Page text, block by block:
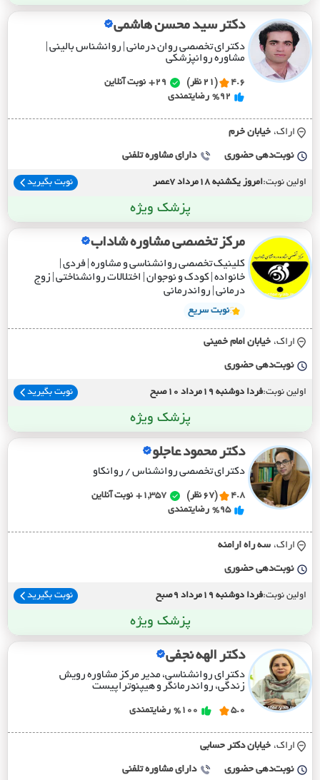
دکتر سید محسن هاشمی
دکترای تخصصی روان درمانی | روانشناس بالینی |
مشاوره روانپزشکی
4.6 (21 نظر) 29+
نوبت آنلاین
%92 رضایتمندی
اراک، خيابان خرم
نوبت‌دهی حضوری دارای مشاوره تلفنی
اولین نوبت:امروز یکشنبه 18مرداد 7عصر نوبت بگیرید
پزشک ویژه
مرکز تخصصی مشاوره شاداب
کلینیک تخصصی روانشناسی و مشاوره | فردی |
خانواده | کودک و نوجوان | اختلالات روانشناختی | زوج
درمانی | رواندرمانی
نوبت سریع
اراک، خيابان امام خميني
نوبت‌دهی حضوری
اولین نوبت:فردا دوشنبه 19مرداد 10صبح نوبت بگیرید
پزشک ویژه
دکتر محمود عاجلو
دکترای تخصصی روانشناس / روانکاو
4.8 (67 نظر) 1,357+
نوبت آنلاین
%95 رضایتمندی
اراک، سه راه ارامنه
نوبت‌دهی حضوری
اولین نوبت:فردا دوشنبه 19مرداد 9صبح نوبت بگیرید
پزشک ویژه
دکتر الهه نجفی
دکترای روانشناسی، مدیر مرکز مشاوره رویش
زندگی، رواندرمانگر و هیپنوتراپیست
5.0
%100 رضایتمندی
اراک، خيابان دکتر حسابي
نوبت‌دهی حضوری دارای مشاوره تلفنی